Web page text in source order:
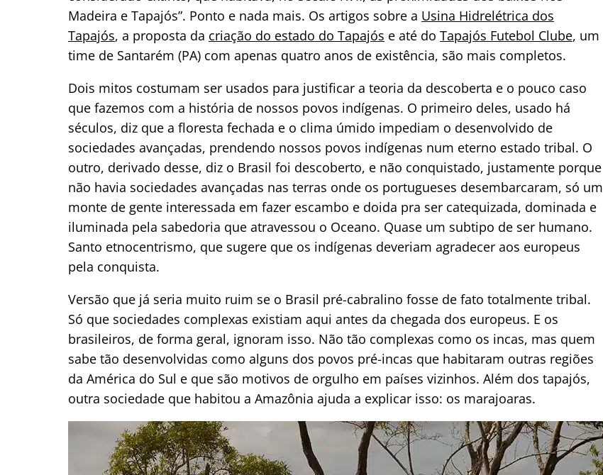
Madeira e Tapajós”. Ponto e nada mais. Os artigos sobre a Usina Hidrelétrica dos
Tapajós, a proposta da criação do estado do Tapajós e até do Tapajós Futebol Clube, um
time de Santarém (PA) com apenas quatro anos de existência, são mais completos.
Dois mitos costumam ser usados para justificar a teoria da descoberta e o pouco caso
que fazemos com a história de nossos povos indígenas. O primeiro deles, usado há
séculos, diz que a floresta fechada e o clima úmido impediam o desenvolvido de
sociedades avançadas, prendendo nossos povos indígenas num eterno estado tribal. O
outro, derivado desse, diz o Brasil foi descoberto, e não conquistado, justamente porque
não havia sociedades avançadas nas terras onde os portugueses desembarcaram, só um
monte de gente interessada em fazer escambo e doida pra ser catequizada, dominada e
iluminada pela sabedoria que atravessou o Oceano. Quase um subtipo de ser humano.
Santo etnocentrismo, que sugere que os indígenas deveriam agradecer aos europeus
pela conquista.
Versão que já seria muito ruim se o Brasil pré-cabralino fosse de fato totalmente tribal.
Só que sociedades complexas existiam aqui antes da chegada dos europeus. E os
brasileiros, de forma geral, ignoram isso. Não tão complexas como os incas, mas quem
sabe tão desenvolvidas como alguns dos povos pré-incas que habitaram outras regiões
da América do Sul e que são motivos de orgulho em países vizinhos. Além dos tapajós,
outra sociedade que habitou a Amazônia ajuda a explicar isso: os marajoaras.